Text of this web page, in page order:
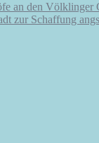
an den Völklinger
zur Schaffung